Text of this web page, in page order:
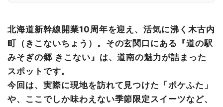
まとめ：新幹線10周年！木古内観光のスタートはここから
北海道新幹線開業10周年を迎え、活気に沸く木古内
町（きこないちょう）。その玄関口にある『道の駅
みそぎの郷 きこない』は、道南の魅力が詰まった
スポットです。
今回は、実際に現地を訪れて見つけた「ポケふた」
や、ここでしか味わえない季節限定スイーツなど、